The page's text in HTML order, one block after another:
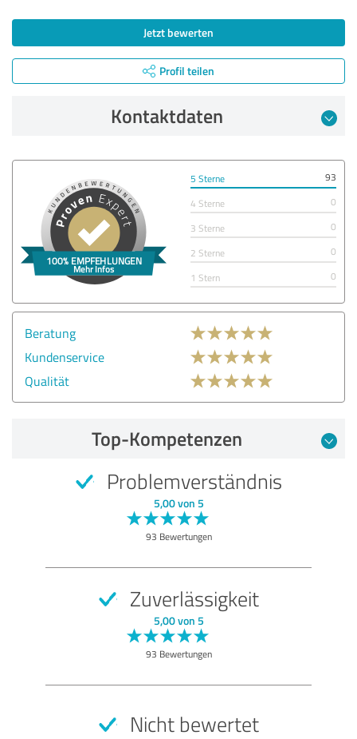
Jetzt bewerten
Profil teilen
Kontaktdaten
5 Sterne
93
4 Sterne
0
3 Sterne
0
2 Sterne
0
1 Stern
0
Beratung
Kundenservice
Qualität
Top-Kompetenzen
Problemverständnis
5,00 von 5
93 Bewertungen
Zuverlässigkeit
5,00 von 5
93 Bewertungen
Nicht bewertet